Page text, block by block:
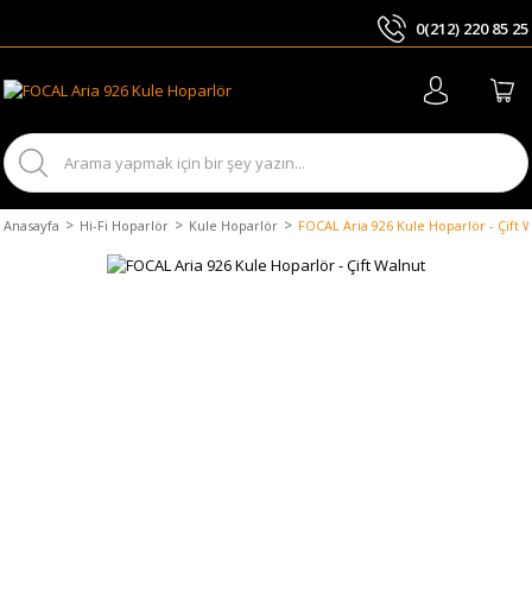
0(212) 220 85 25
Anasayfa Hi-Fi Hoparlör Kule Hoparlör FOCAL Aria 926 Kule Hoparlör - Çift